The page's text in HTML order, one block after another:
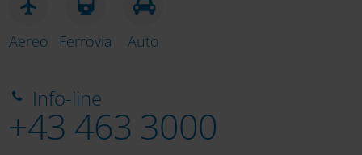
Piscina Tauernbad Mallnitz
Museo delle usanze Metnitz
Aereo Ferrovia Auto
Info-line
+43 463 3000